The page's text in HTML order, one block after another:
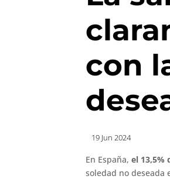
con
19 Jun 2024
En España,el 13,5%
soledad no deseada